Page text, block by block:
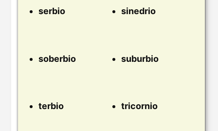
serbio sinedrio
soberbio suburbio
terbio tricornio